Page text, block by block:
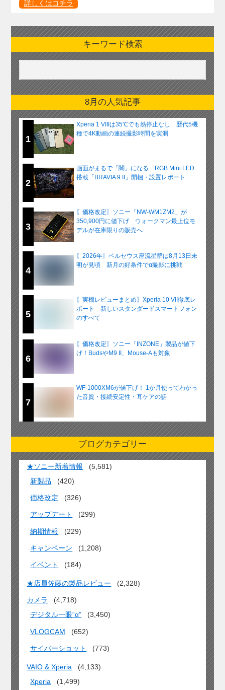
詳しくはコチラ
キーワード検索
8月の人気記事
1
Xperia 1 VIIIは35℃でも熱停止なし 歴代5機
種で4K動画の連続撮影時間を実測
2
画面がまるで「闇」になる RGB Mini LED
搭載「BRAVIA 9 II」開梱・設置レポート
3
〖価格改定〗ソニー「NW-WM1ZM2」が
350,900円に値下げ ウォークマン最上位モ
デルが在庫限りの販売へ
4
〖2026年〗ペルセウス座流星群は8月13日未
明が見頃 新月の好条件でα撮影に挑戦
5
〖実機レビューまとめ〗Xperia 10 VII徹底レ
ポート 新しいスタンダードスマートフォン
のすべて
6
〖価格改定〗ソニー「INZONE」製品が値下
げ！BudsやM9 II、Mouse-Aも対象
7
WF-1000XM6が値下げ！ 1か月使ってわかっ
た音質・接続安定性・耳ケアの話
ブログカテゴリー
★ソニー新着情報
(5,581)
新製品
(420)
価格改定 (326)
アップデート (299)
納期情報 (229)
キャンペーン (1,208)
イベント (184)
★店員佐藤の製品レビュー (2,328)
カメラ
(4,718)
デジタル一眼“α”
(3,450)
VLOGCAM (652)
サイバーショット (773)
VAIO & Xperia
(4,133)
Xperia
(1,499)